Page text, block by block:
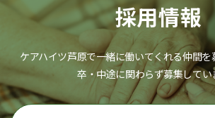
採用情報
ケアハイツ芦原で一緒に働いてくれる仲間
卒・中途に関わらず募集してい